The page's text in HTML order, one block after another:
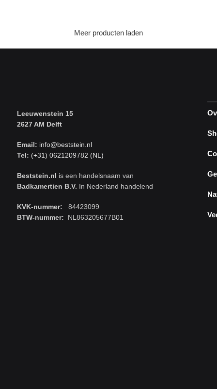
Meer producten laden
Leeuwenstein 15
2627 AM Delft
Email: info@beststein.nl
Tel: (+31) 0621209782 (NL)
Beststein.nl is een handelsnaam van
Badkamertien B.V. In Nederland handelend
KVK-nummer: 84423099
BTW-nummer: NL863205677B01